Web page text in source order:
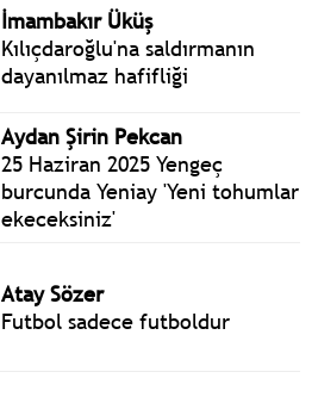
İmambakır Üküş
Kılıçdaroğlu'na saldırmanın
dayanılmaz hafifliği
Aydan Şirin Pekcan
25 Haziran 2025 Yengeç
burcunda Yeniay 'Yeni tohumlar
ekeceksiniz'
Atay Sözer
Futbol sadece futboldur